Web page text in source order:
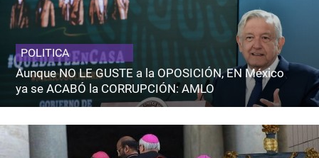
POLITICA
Aunque NO LE GUSTE a la OPOSICIÓN, EN México
ya se ACABÓ la CORRUPCIÓN: AMLO